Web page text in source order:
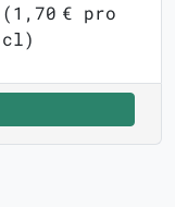
(1,70 € pro
cl)